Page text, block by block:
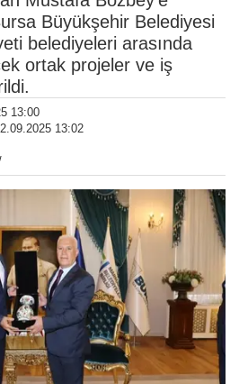
Büyükşehir Belediyesi
belediyeleri arasında
ortak projeler ve iş
13:00
13:02